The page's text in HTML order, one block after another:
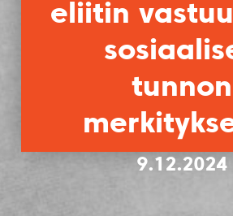
eliitin
tunnon
9.12.2024